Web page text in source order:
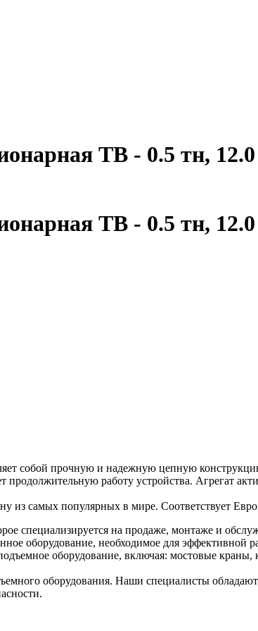
ТВ - 0.5 тн,
ТВ - 0.5 тн,
собой прочную и надежную цепную
работу устройства. Агрегат
из самых популярных в мире. Соответствует
специализируется на продаже, монтаже и
оборудование, необходимое для эффективной
оборудование, включая: мостовые
оборудования. Наши специалисты